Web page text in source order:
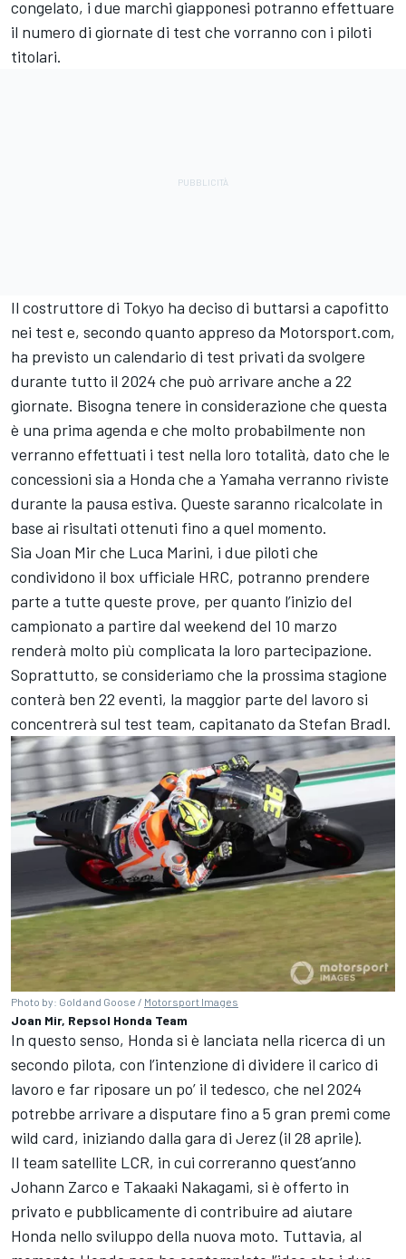
congelato, i due marchi giapponesi potranno effettuare
il numero di giornate di test che vorranno con i piloti
titolari.
Il costruttore di Tokyo ha deciso di buttarsi a capofitto
nei test e, secondo quanto appreso da Motorsport.com,
ha previsto un calendario di test privati da svolgere
durante tutto il 2024 che può arrivare anche a 22
giornate. Bisogna tenere in considerazione che questa
è una prima agenda e che molto probabilmente non
verranno effettuati i test nella loro totalità, dato che le
concessioni sia a Honda che a Yamaha verranno riviste
durante la pausa estiva. Queste saranno ricalcolate in
base ai risultati ottenuti fino a quel momento.
Sia Joan Mirche Luca Marini, i due piloti che
condividono il box ufficiale HRC, potranno prendere
parte a tutte queste prove, per quanto l’inizio del
campionato a partire dal weekend del 10 marzo
renderà molto più complicata la loro partecipazione.
Soprattutto, se consideriamo che la prossima stagione
conterà ben 22 eventi, la maggior parte del lavoro si
concentrerà sul test team, capitanato da Stefan Bradl.
Photo by: Gold and Goose / Motorsport Images
Joan Mir, Repsol Honda Team
In questo senso, Honda si è lanciata nella ricerca di un
secondo pilota, con l’intenzione di dividere il carico di
lavoro e far riposare un po’ il tedesco, che nel 2024
potrebbe arrivare a disputare fino a 5 gran premi come
wild card, iniziando dalla gara di Jerez (il 28 aprile).
Il team satellite LCR, in cui correranno quest’anno
Johann Zarco e Takaaki Nakagami, si è offerto in
privato e pubblicamente di contribuire ad aiutare
Honda nello sviluppo della nuova moto. Tuttavia, al